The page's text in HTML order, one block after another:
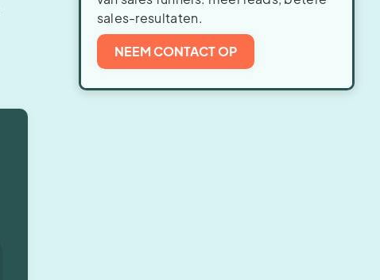
sales-resultaten.
NEEM CONTACT OP